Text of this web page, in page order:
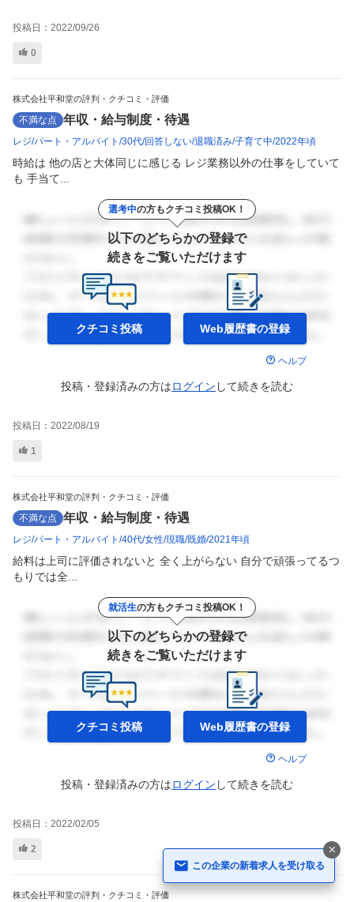
投稿日： 2022/09/26
0
株式会社平和堂の評判・クチコミ・評価
不満な点 年収・給与制度・待遇
レジ パート・アルバイト 30代 回答しない 退職済み 子育て中 2022年頃
時給は 他の店と大体同じに感じる レジ業務以外の仕事をしていて
も 手当て...
選考中の方もクチコミ投稿OK！
以下のどちらかの登録で
続きをご覧いただけます
クチコミ投稿 Web履歴書の登録
ヘルプ
投稿・登録済みの方はログイン して続きを読む
投稿日： 2022/08/19
1
株式会社平和堂の評判・クチコミ・評価
不満な点 年収・給与制度・待遇
レジ パート・アルバイト 40代 女性 現職 既婚 2021年頃
給料は上司に評価されないと 全く上がらない 自分で頑張ってるつ
もりでは全...
就活生の方もクチコミ投稿OK！
以下のどちらかの登録で
続きをご覧いただけます
クチコミ投稿 Web履歴書の登録
ヘルプ
投稿・登録済みの方はログイン して続きを読む
投稿日： 2022/02/05
2
株式会社平和堂の評判・クチコミ・評価
この企業の新着求人を受け取る